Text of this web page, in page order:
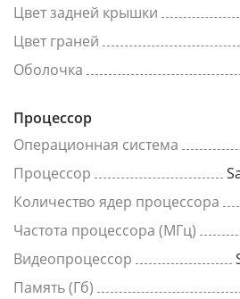
Цвет задней крышки
Цвет граней
Оболочка
Процессор
Операционная система
Процессор
Количество ядер процессора
Частота процессора (МГц)
Видеопроцессор
Память (Гб)